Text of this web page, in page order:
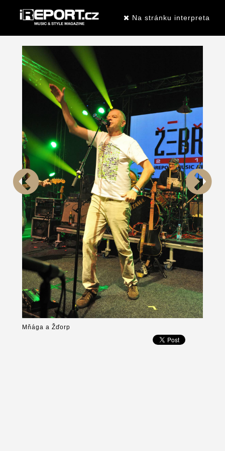
Na stránku interpreta
Mňága a Žďorp